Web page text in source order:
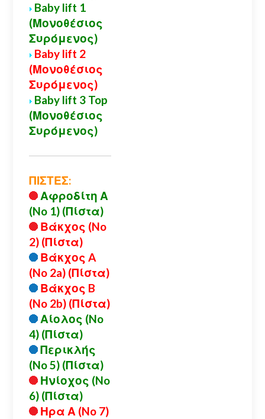
Baby lift 1
(Μονοθέσιος
Συρόμενος)
Baby lift 2
(Μονοθέσιος
Συρόμενος)
Baby lift 3 Top
(Μονοθέσιος
Συρόμενος)
ΠΙΣΤΕΣ:
Αφροδίτη Α
(No 1) (Πίστα)
Βάκχος (No
2) (Πίστα)
Βάκχος A
(No 2a) (Πίστα)
Βάκχος B
(No 2b) (Πίστα)
Αίολος (No
4) (Πίστα)
Περικλής
(No 5) (Πίστα)
Ηνίοχος (No
6) (Πίστα)
Ηρα Α (No 7)